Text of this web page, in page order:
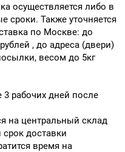
осуществляется либо в
сроки. Также уточняется
по Москве: до
, до адреса (двери)
весом до 5кг
3 рабочих дней после
на центральный склад
доставки
время на